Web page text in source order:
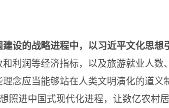
设的战略进程中，以习近平文化思想
利润等经济指标，以及旅游就业人
念应当能够站在人类文明演化的道
照进中国式现代化进程，让数亿农